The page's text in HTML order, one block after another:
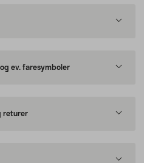
ev. faresymboler
returer